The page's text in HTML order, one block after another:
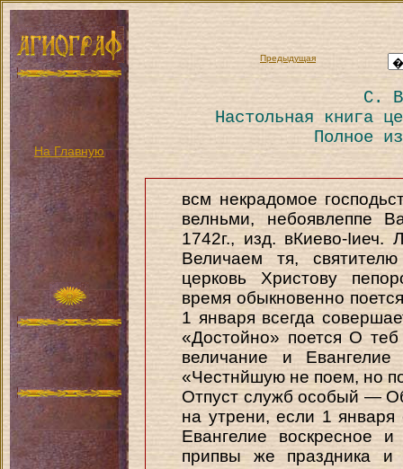
На Главную
Предыдущая
С.
Настольная книга
Полное
всм некрадомое
велньми, небоявлеппе
1742г., изд. вКиево-Іиеч.
Величаем тя,
церковь Христову
время обыкновенно
1 января всегда
«Достойно» поется О
величание и
«Честнйшую не поем, но
Отпуст служб особый —
на утрени, если 1 января
Евангелие воскресное
припвы же праздника